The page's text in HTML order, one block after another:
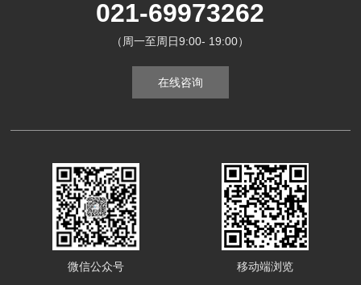
021-69973262
（周一至周日9:00- 19:00）
在线咨询
微信公众号 移动端浏览